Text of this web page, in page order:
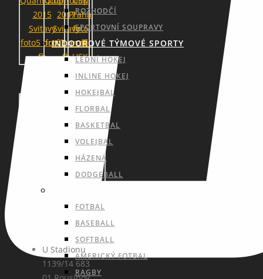
ROZHODČÍ
SPORTOVNÍ SOUPRAVY
INDOOROVÉ TÝMOVÉ SPORTY
LEDNÍ HOKEJ
INLINE HOKEJ
HOKEJBAL
FLORBAL
BASKETBAL
VOLEJBAL
HÁZENÁ
DODGEBALL
FOTBAL
BASEBALL
SOFTBALL
AMERICKÝ FOTBAL
RAGBY
U Stadionu
1139/14 683